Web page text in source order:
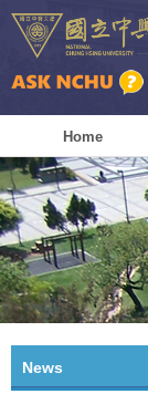
Home
News